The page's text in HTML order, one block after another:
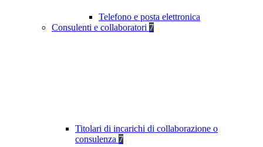
Telefono e posta elettronica
Consulenti e collaboratori 7
Titolari di incarichi di collaborazione o
consulenza 7